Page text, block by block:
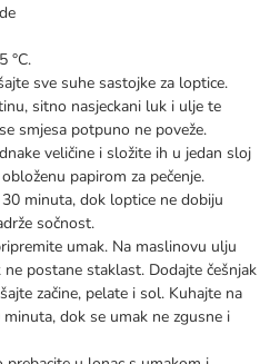
°C.
sve suhe sastojke za loptice.
sitno nasjeckani luk i ulje te
smjesa potpuno ne poveže.
veličine i složite ih u jedan sloj
papirom za pečenje.
minuta, dok loptice ne dobiju
sočnost.
umak. Na maslinovu ulju
postane staklast. Dodajte češnjak
začine, pelate i sol. Kuhajte na
dok se umak ne zgusne i